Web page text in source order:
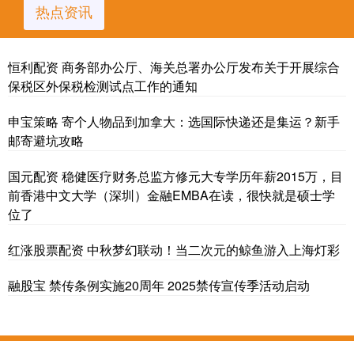
热点资讯
恒利配资 商务部办公厅、海关总署办公厅发布关于开展综合
保税区外保税检测试点工作的通知
申宝策略 寄个人物品到加拿大：选国际快递还是集运？新手
邮寄避坑攻略
国元配资 稳健医疗财务总监方修元大专学历年薪2015万，目
前香港中文大学（深圳）金融EMBA在读，很快就是硕士学
位了
红涨股票配资 中秋梦幻联动！当二次元的鲸鱼游入上海灯彩
融股宝 禁传条例实施20周年 2025禁传宣传季活动启动